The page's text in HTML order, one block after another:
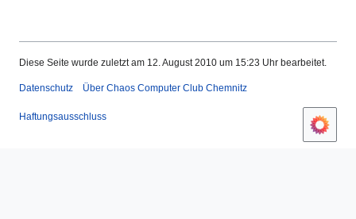
Diese Seite wurde zuletzt am 12. August 2010 um 15:23 Uhr bearbeitet.
Datenschutz Über Chaos Computer Club Chemnitz
Haftungsausschluss